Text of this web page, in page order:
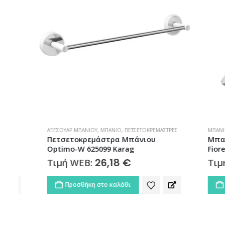
ΑΞΕΣΟΥΆΡ ΜΠΆΝΙΟΥ,ΜΠΆΝΙΟ,ΠΕΤΣΕΤΟΚΡΕΜΆΣΤΡΕΣ
Πετσετοκρεμάστρα Μπάνιου
Optimo-W 625099 Karag
Τιμή WEB:26,18€
Προσθήκη στο καλάθι
ΜΠΆΝΙΟ,
Τιμή